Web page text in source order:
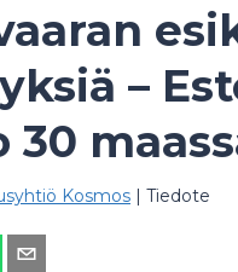
–
Kosmos | Tiedote